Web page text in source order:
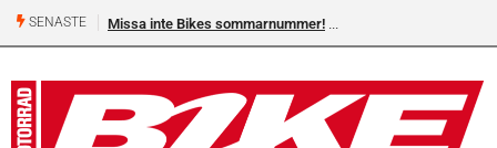
SENASTE Missa inte Bikes sommarnummer!